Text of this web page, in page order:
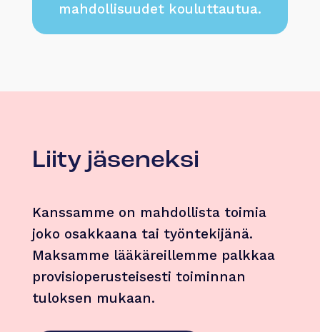
mahdollisuudet kouluttautua.
Liity jäseneksi
Kanssamme on mahdollista toimia
joko osakkaana tai työntekijänä.
Maksamme lääkäreillemme palkkaa
provisioperusteisesti toiminnan
tuloksen mukaan.